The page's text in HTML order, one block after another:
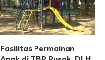
Fasilitas Permainan